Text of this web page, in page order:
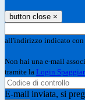
button close ×
all'indirizzo indicato con
Non hai una e-mail
tramite la Login
E-mail inviata, si